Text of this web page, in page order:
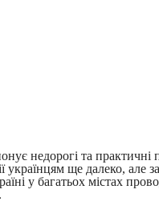
недорогі та
ще далеко, але
у багатьох містах